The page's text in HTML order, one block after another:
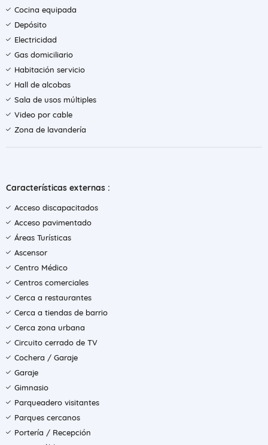
Cocina equipada
Depósito
Electricidad
Gas domiciliario
Habitación servicio
Hall de alcobas
Sala de usos múltiples
Video por cable
Zona de lavandería
Características externas :
Acceso discapacitados
Acceso pavimentado
Áreas Turísticas
Ascensor
Centro Médico
Centros comerciales
Cerca a restaurantes
Cerca a tiendas de barrio
Cerca zona urbana
Circuito cerrado de TV
Cochera / Garaje
Garaje
Gimnasio
Parqueadero visitantes
Parques cercanos
Portería / Recepción